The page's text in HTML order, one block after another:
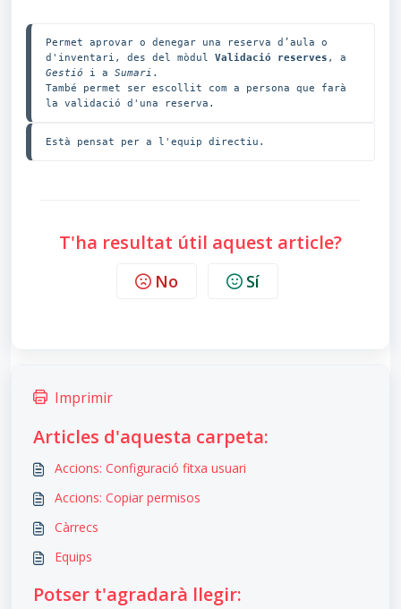
Permet aprovar o denegar una reserva d’aula o
d'inventari, des del mòdul Validació reserves
Gestió i a Sumari .
També permet ser escollit com a persona que farà
la validació d'una reserva.
Està pensat per a l'equip directiu.
T'ha resultat útil aquest article?
No Sí
Imprimir
Articles d'aquesta carpeta:
Accions: Configuració fitxa usuari
Accions: Copiar permisos
Càrrecs
Equips
Potser t'agradarà llegir: